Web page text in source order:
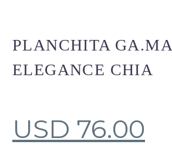
PLANCHITA GA.MA
ELEGANCE CHIA
USD 76.00